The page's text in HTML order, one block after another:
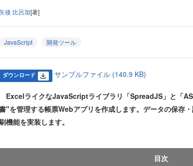
後 比呂加[著]
JavaScript 開発ツール
ダウンロード サンプルファイル (140.9 KB)
ExcelライクなJavaScriptライブラリ「SpreadJS」と「
"を管理する帳票Webアプリを作成します。データの保存
機能を実装します。
目次